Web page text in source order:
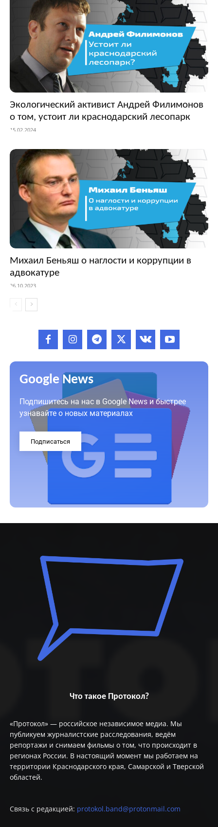
Экологический активист Андрей Филимонов
о том, устоит ли краснодарский лесопарк
15.02.2024
Михаил Беньяш о наглости и коррупции в
адвокатуре
26.10.2023
Google News
Подпишитесь на нас в Google News и быстрее
узнавайте о новых материалах
Подписаться
Что такое Протокол?
«Протокол» — российское независимое медиа. Мы
публикуем журналистские расследования, ведём
репортажи и снимаем фильмы о том, что происходит в
регионах России. В настоящий момент мы работаем на
территории Краснодарского края, Самарской и Тверской
областей.
Связь с редакцией: protokol.band@protonmail.com